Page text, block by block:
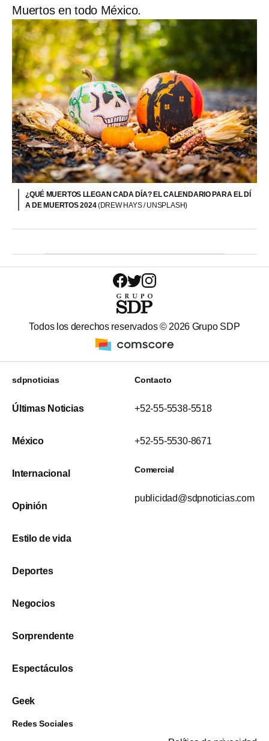
Muertos en todo México.
¿QUÉ MUERTOS LLEGAN CADA DÍA? EL CALENDARIO PARA EL DÍ
A DE MUERTOS 2024(DREW HAYS / UNSPLASH)
Todos los derechos reservados © 2026 Grupo SDP
sdpnoticias
Últimas Noticias
México
Internacional
Opinión
Estilo de vida
Deportes
Negocios
Sorprendente
Espectáculos
Geek
Contacto
+52-55-5538-5518
+52-55-5530-8671
Comercial
publicidad@sdpnoticias.com
Redes Sociales